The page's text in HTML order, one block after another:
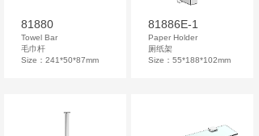
81880
Towel Bar
毛巾杆
Size：241*50*87mm
81886E-1
Paper Holder
厕纸架
Size：55*188*102mm